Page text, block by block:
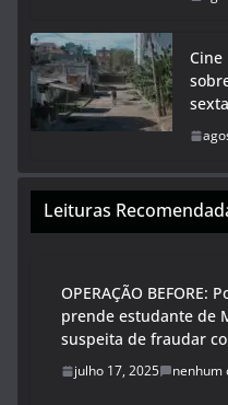
Cine
Leituras
OPERAÇÃO
prende estudante de
suspeita de fraudar
julho 17, 2025 nenhum